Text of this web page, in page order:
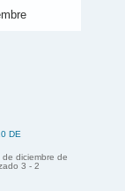
DE
diciembre de
3 - 2